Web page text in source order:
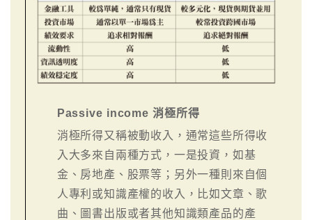
Passive income 消極所得
消極所得又稱被動收入，通常這些所得收
入大多來自兩種方式，一是投資，如基
金、房地產、股票等；另外一種則來自個
人專利或知識產權的收入，比如文章、歌
曲、圖書出版或者其他知識類產品的產